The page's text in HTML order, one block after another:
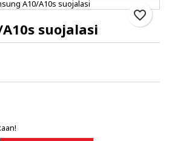
suojalasi
favorite_border